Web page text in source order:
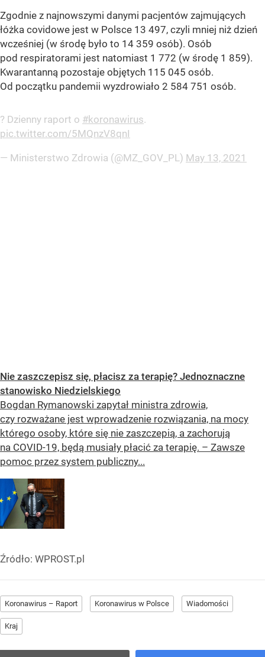
Zgodnie z najnowszymi danymi pacjentów zajmujących
łóżka covidowe jest w Polsce 13 497, czyli mniej niż dzień
wcześniej (w środę było to 14 359 osób). Osób
pod respiratorami jest natomiast 1 772 (w środę 1 859).
Kwarantanną pozostaje objętych 115 045 osób.
Od początku pandemii wyzdrowiało 2 584 751 osób.
? Dzienny raport o #koronawirus.
pic.twitter.com/5MQnzV8qnI
— Ministerstwo Zdrowia (@MZ_GOV_PL) May 13, 2021
Nie zaszczepisz się, płacisz za terapię? Jednoznaczne
stanowisko Niedzielskiego
Bogdan Rymanowski zapytał ministra zdrowia,
czy rozważane jest wprowadzenie rozwiązania, na mocy
którego osoby, które się nie zaszczepią, a zachorują
na COVID-19, będą musiały płacić za terapię. – Zawsze
pomoc przez system publiczny...
Źródło: WPROST.pl
Koronawirus – Raport Koronawirus w Polsce Wiadomości
Kraj